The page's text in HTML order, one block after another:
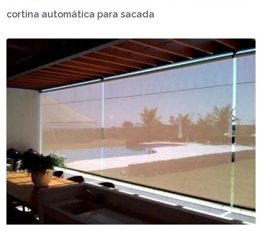
cortina automática para sacada